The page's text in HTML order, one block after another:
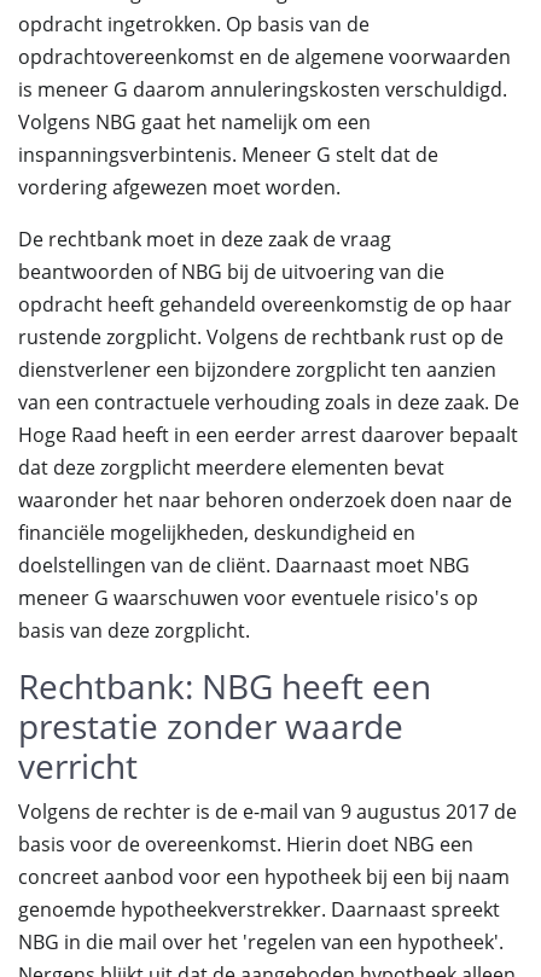
opdracht ingetrokken. Op basis van de
opdrachtovereenkomst en de algemene voorwaarden
is meneer G daarom annuleringskosten verschuldigd.
Volgens NBG gaat het namelijk om een
inspanningsverbintenis. Meneer G stelt dat de
vordering afgewezen moet worden.
De rechtbank moet in deze zaak de vraag
beantwoorden of NBG bij de uitvoering van die
opdracht heeft gehandeld overeenkomstig de op haar
rustende zorgplicht. Volgens de rechtbank rust op de
dienstverlener een bijzondere zorgplicht ten aanzien
van een contractuele verhouding zoals in deze zaak. De
Hoge Raad heeft in een eerder arrest daarover bepaalt
dat deze zorgplicht meerdere elementen bevat
waaronder het naar behoren onderzoek doen naar de
financiële mogelijkheden, deskundigheid en
doelstellingen van de cliënt. Daarnaast moet NBG
meneer G waarschuwen voor eventuele risico's op
basis van deze zorgplicht.
Rechtbank: NBG heeft een
prestatie zonder waarde
verricht
Volgens de rechter is de e-mail van 9 augustus 2017 de
basis voor de overeenkomst. Hierin doet NBG een
concreet aanbod voor een hypotheek bij een bij naam
genoemde hypotheekverstrekker. Daarnaast spreekt
NBG in die mail over het 'regelen van een hypotheek'.